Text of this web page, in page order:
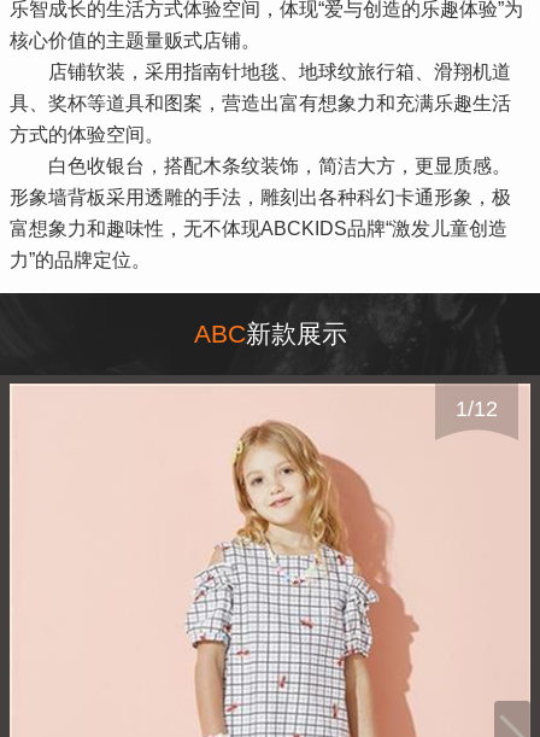
乐智成长的生活方式体验空间，体现“爱与创造的乐趣体验”为
核心价值的主题量贩式店铺。
店铺软装，采用指南针地毯、地球纹旅行箱、滑翔机道
具、奖杯等道具和图案，营造出富有想象力和充满乐趣生活
方式的体验空间。
白色收银台，搭配木条纹装饰，简洁大方，更显质感。
形象墙背板采用透雕的手法，雕刻出各种科幻卡通形象，极
富想象力和趣味性，无不体现ABCKIDS品牌“激发儿童创造
力”的品牌定位。
ABC新款展示
1/12